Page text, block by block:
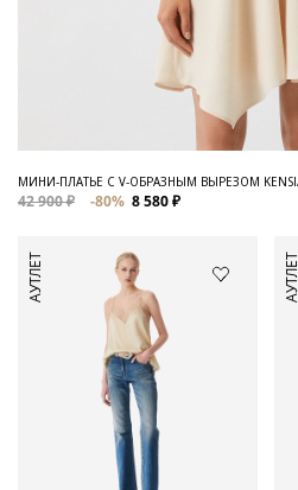
МИНИ-ПЛАТЬЕ С V-ОБРАЗНЫМ ВЫРЕЗОМ
42 900 ₽ -80% 8 580 ₽
АУТЛЕТ АУТЛЕТ